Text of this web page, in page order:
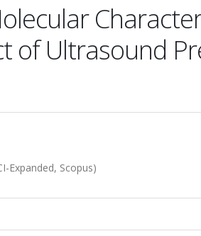
of Ultrasound
Expanded, Scopus)